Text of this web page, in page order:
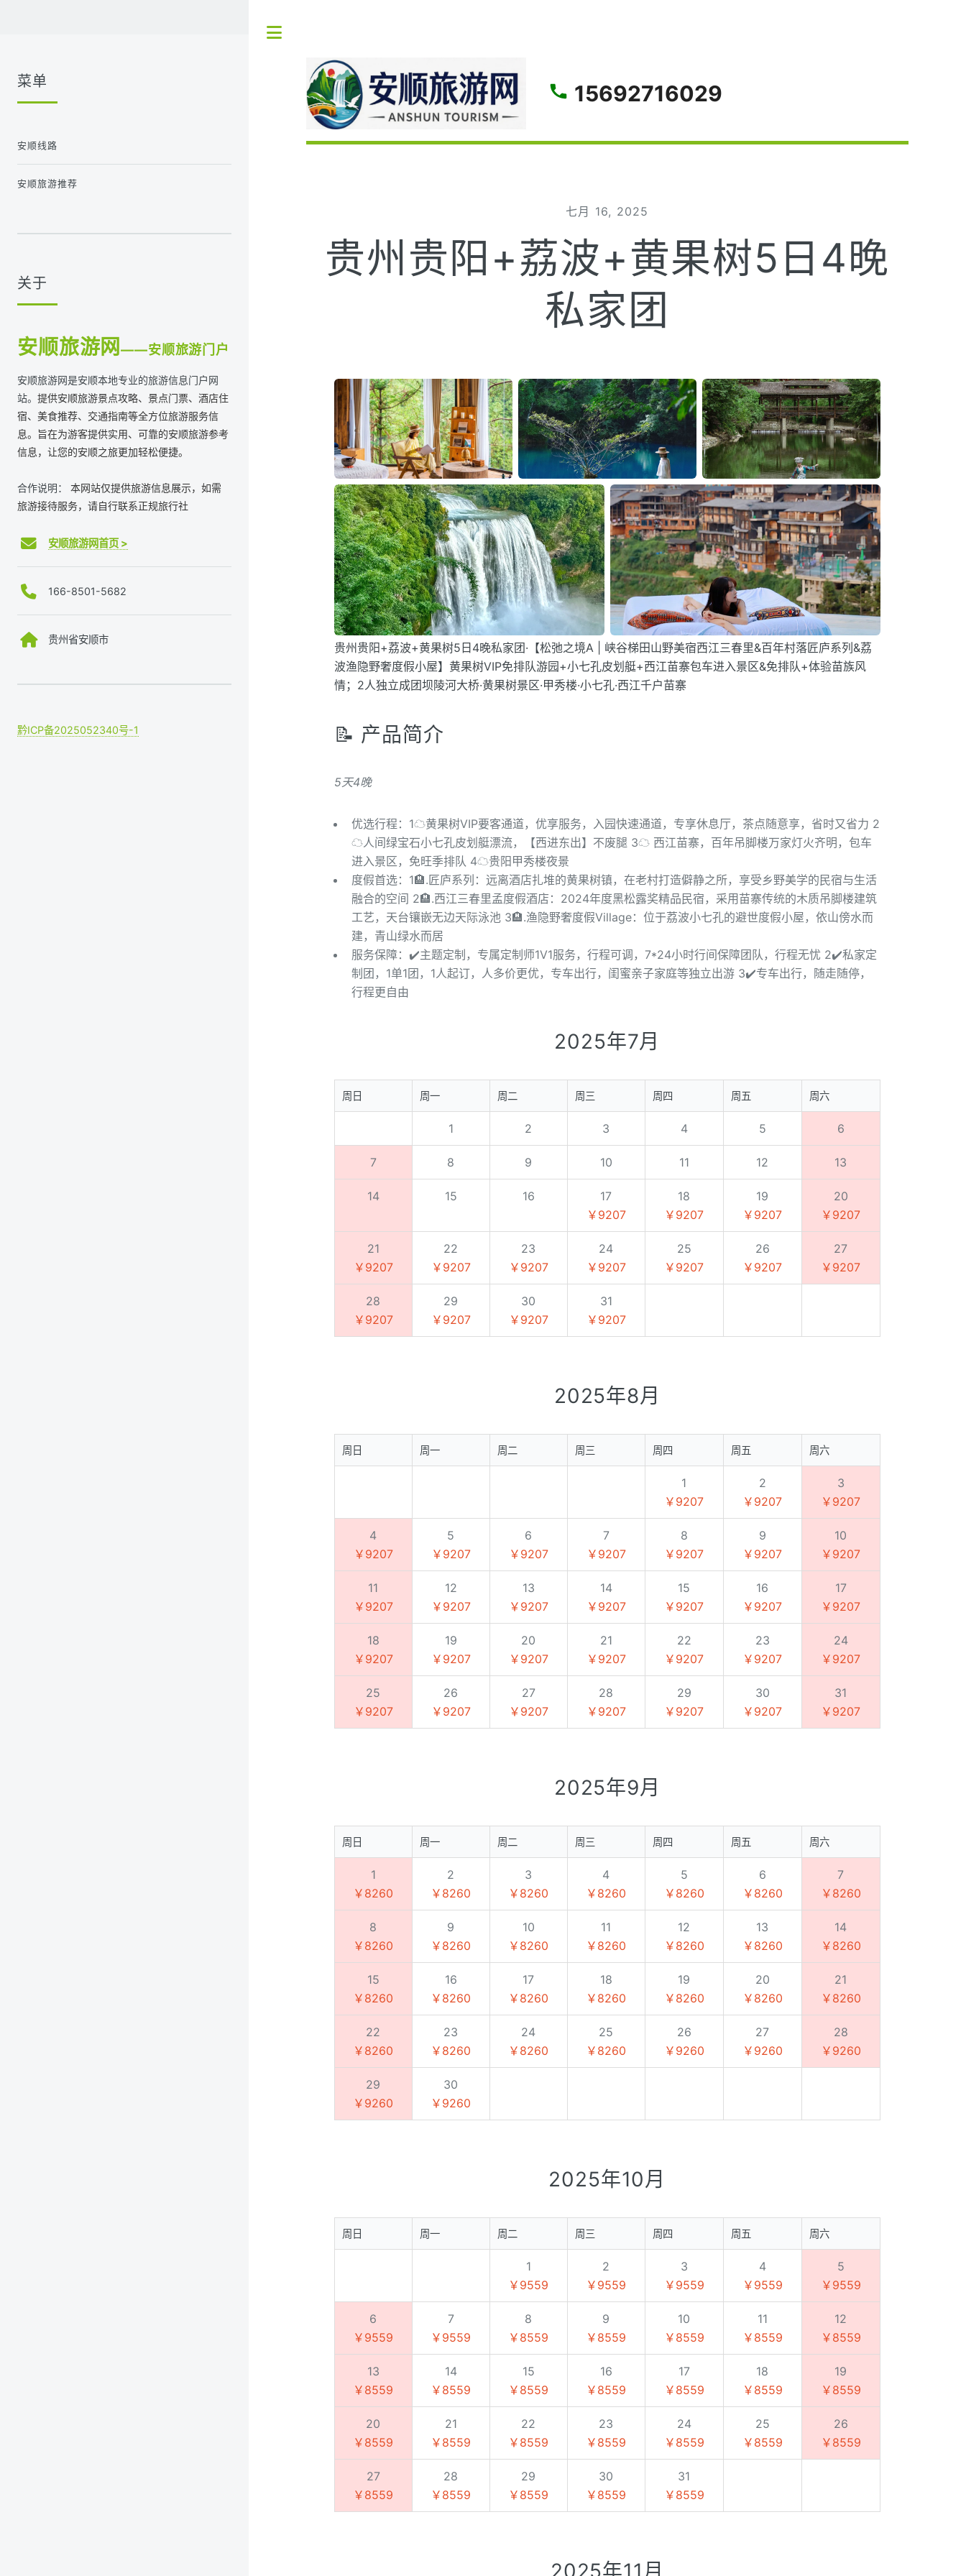
15692716029
七月 16, 2025
贵州贵阳+荔波+黄果树5日4晚
私家团
贵州贵阳+荔波+黄果树5日4晚私家团·【松弛之境A | 峡谷梯田山野美宿西江三春里&百年村落匠庐系列&荔
波渔隐野奢度假小屋】黄果树VIP免排队游园+小七孔皮划艇+西江苗寨包车进入景区&免排队+体验苗族风
情；2人独立成团坝陵河大桥·黄果树景区·甲秀楼·小七孔·西江千户苗寨
📝 产品简介
5天4晚
优选行程：1☁黄果树VIP要客通道，优享服务，入园快速通道，专享休息厅，茶点随意享，省时又省力 2
☁人间绿宝石小七孔皮划艇漂流，【西进东出】不废腿 3☁ 西江苗寨，百年吊脚楼万家灯火齐明，包车
进入景区，免旺季排队 4☁贵阳甲秀楼夜景
度假首选：1🏨.匠庐系列：远离酒店扎堆的黄果树镇，在老村打造僻静之所，享受乡野美学的民宿与生活
融合的空间 2🏨.西江三春里孟度假酒店：2024年度黑松露奖精品民宿，采用苗寨传统的木质吊脚楼建筑
工艺，天台镶嵌无边天际泳池 3🏨.渔隐野奢度假Village：位于荔波小七孔的避世度假小屋，依山傍水而
建，青山绿水而居
服务保障：✔️主题定制，专属定制师1V1服务，行程可调，7*24小时行间保障团队，行程无忧 2✔️私家定
制团，1单1团，1人起订，人多价更优，专车出行，闺蜜亲子家庭等独立出游 3✔️专车出行，随走随停，
行程更自由
2025年7月
周日 周一 周二 周三 周四 周五 周六
1 2 3 4 5 6
7 8 9 10 11 12 13
14 15 16
17
￥9207
18
￥9207
19
￥9207
20
￥9207
21
￥9207
22
￥9207
23
￥9207
24
￥9207
25
￥9207
26
￥9207
27
￥9207
28
￥9207
29
￥9207
30
￥9207
31
￥9207
2025年8月
周日 周一 周二 周三 周四 周五 周六
1
￥9207
2
￥9207
3
￥9207
4
￥9207
5
￥9207
6
￥9207
7
￥9207
8
￥9207
9
￥9207
10
￥9207
11
￥9207
12
￥9207
13
￥9207
14
￥9207
15
￥9207
16
￥9207
17
￥9207
18
￥9207
19
￥9207
20
￥9207
21
￥9207
22
￥9207
23
￥9207
24
￥9207
25
￥9207
26
￥9207
27
￥9207
28
￥9207
29
￥9207
30
￥9207
31
￥9207
2025年9月
周日 周一 周二 周三 周四 周五 周六
1
￥8260
2
￥8260
3
￥8260
4
￥8260
5
￥8260
6
￥8260
7
￥8260
8
￥8260
9
￥8260
10
￥8260
11
￥8260
12
￥8260
13
￥8260
14
￥8260
15
￥8260
16
￥8260
17
￥8260
18
￥8260
19
￥8260
20
￥8260
21
￥8260
22
￥8260
23
￥8260
24
￥8260
25
￥8260
26
￥9260
27
￥9260
28
￥9260
29
￥9260
30
￥9260
2025年10月
周日 周一 周二 周三 周四 周五 周六
1
￥9559
2
￥9559
3
￥9559
4
￥9559
5
￥9559
6
￥9559
7
￥9559
8
￥8559
9
￥8559
10
￥8559
11
￥8559
12
￥8559
13
￥8559
14
￥8559
15
￥8559
16
￥8559
17
￥8559
18
￥8559
19
￥8559
20
￥8559
21
￥8559
22
￥8559
23
￥8559
24
￥8559
25
￥8559
26
￥8559
27
￥8559
28
￥8559
29
￥8559
30
￥8559
31
￥8559
菜单
安顺线路
安顺旅游推荐
关于
安顺旅游网——安顺旅游门户
安顺旅游网是安顺本地专业的旅游信息门户网
站。 提供安顺旅游景点攻略、景点门票、酒店住
宿、美食推荐、交通指南等全方位旅游服务信
息。旨在为游客提供实用、可靠的安顺旅游参考
信息，让您的安顺之旅更加轻松便捷。
合作说明：
本网站仅提供旅游信息展示，如需
旅游接待服务，请自行联系正规旅行社
安顺旅游网首页 >
166-8501-5682
贵州省安顺市
黔ICP备2025052340号-1